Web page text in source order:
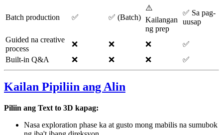
Batch production ✅ ✅ (Batch)
⚠️
Kailangan
ng prep
✅ Sa pag-
uusap
Guided na creative
process
❌ ❌ ❌
✅
Built-in Q&A
❌ ❌ ❌ ✅
Kailan Pipiliin ang Alin
Piliin ang Text to 3D kapag:
Nasa exploration phase ka at gusto mong mabilis na sumubok